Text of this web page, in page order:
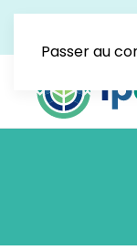
Passer au